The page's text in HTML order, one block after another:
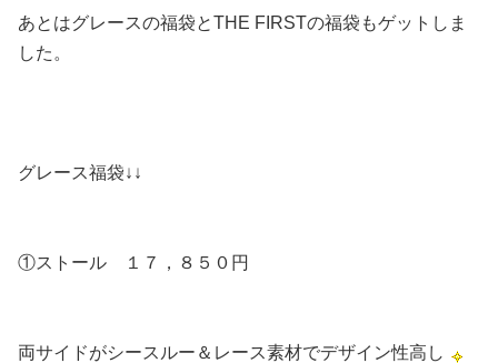
あとはグレースの福袋とTHE FIRSTの福袋もゲットしま
した。
グレース福袋↓↓
①ストール １７，８５０円
両サイドがシースルー＆レース素材でデザイン性高し